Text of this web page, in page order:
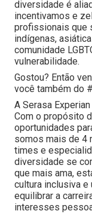
diversidade é
incentivamos e
profissionais que
indígenas,
comunidade
vulnerabilidade.
Gostou? Então
você também do
A Serasa
Com o propósito
oportunidades
somos mais de 4
times e
diversidade se
que mais ama,
cultura inclusiva
equilibrar a
interesses